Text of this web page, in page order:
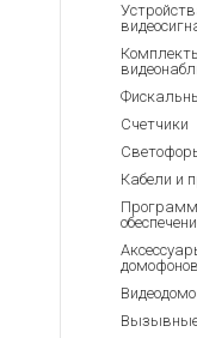
Счетчики
Кабели и
домофонов